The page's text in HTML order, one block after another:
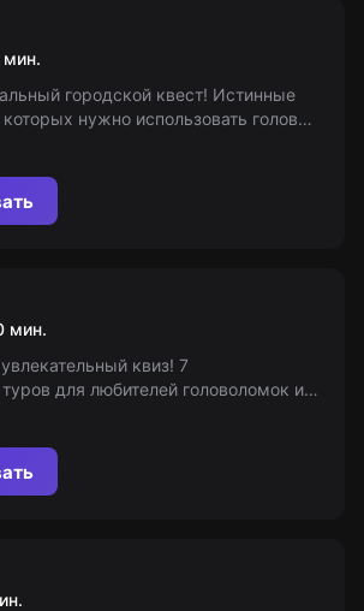
мин.
городской квест! Истинные
нужно использовать голову
эмоции и новые
18+
мин.
квиз! 7
для любителей головоломок и